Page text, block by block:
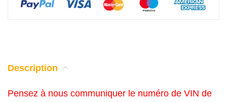
Description
Pensez à nous communiquer le numéro de VIN de